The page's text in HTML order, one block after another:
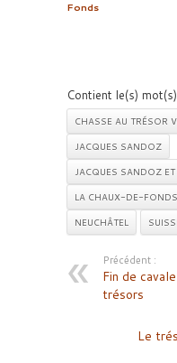
Fonds
Contient le(s)
CHASSE AU TRÉSOR
JACQUES SANDOZ
JACQUES SANDOZ
LA CHAUX-DE-FONDS
NEUCHÂTEL
Précédent :
Fin de
trésors
Le